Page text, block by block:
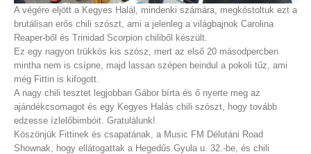
A végére eljött a Kegyes Halál , mindenki számára, megkóstoltuk ezt a
brutálisan erős chili szószt, ami a jelenleg a világbajnok Carolina
Reaper-ből és Trinidad Scorpion chiliből készült.
Ez egy nagyon trükkös kis szósz, mert az első 20 másodpercben
mintha nem is csípne, majd lassan szépen beindul a pokoli tűz, ami
még Fittin is kifogott.
A nagy chili tesztet legjobban Gábor bírta és ő nyerte meg az
ajándékcsomagot és egy Kegyes Halás chili szószt, hogy tovább
edzesse ízlelőbimbóit. Gratulálunk!
Köszönjük Fittinek és csapatának, a Music FM Délutáni Road
Shownak , hogy ellátogattak a Hegedűs Gyula u. 32.-be, és chili